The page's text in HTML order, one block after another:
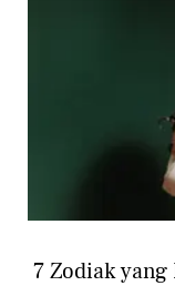
7 Zodiak